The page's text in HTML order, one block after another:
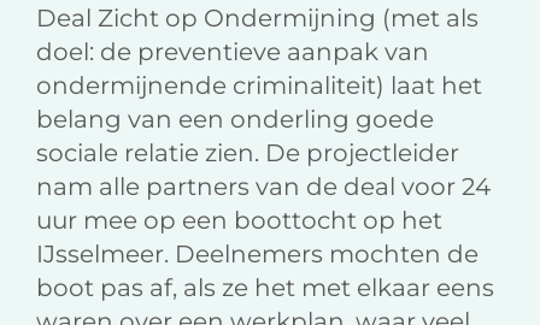
Deal Zicht op Ondermijning (met als
doel: de preventieve aanpak van
ondermijnende criminaliteit) laat het
belang van een onderling goede
sociale relatie zien. De projectleider
nam alle partners van de deal voor 24
uur mee op een boottocht op het
IJsselmeer. Deelnemers mochten de
boot pas af, als ze het met elkaar eens